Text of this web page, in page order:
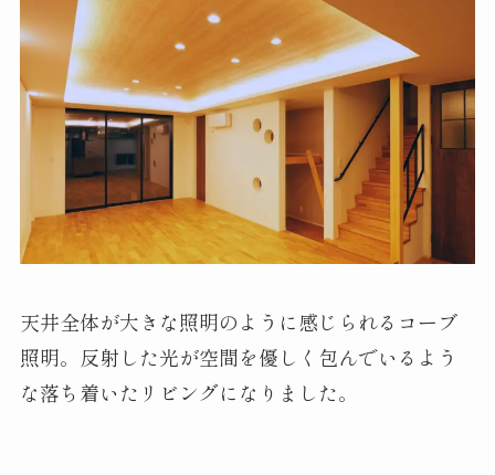
天井全体が大きな照明のように感じられるコーブ
照明。反射した光が空間を優しく包んでいるよう
な落ち着いたリビングになりました。